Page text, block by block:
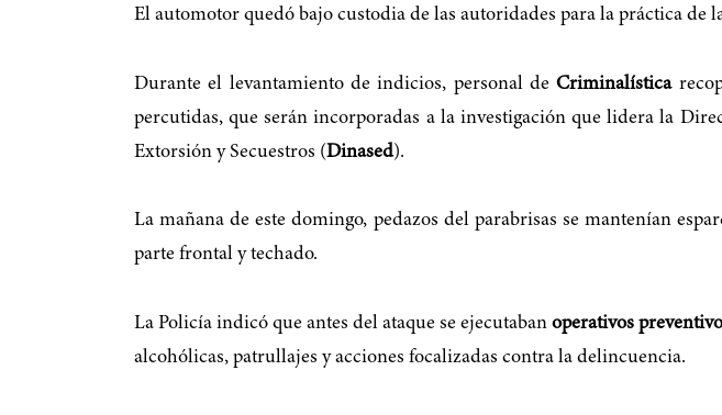
El automotor quedó bajo custodia de las autoridades para la práctica de
Durante el levantamiento de indicios, personal deCriminalística
percutidas, que serán incorporadas a la investigación que lidera la
Extorsión y Secuestros (Dinased).
La mañana de este domingo, pedazos del parabrisas se mantenían
parte frontal y techado.
La Policía indicó que antes del ataque se ejecutabanoperativos
alcohólicas, patrullajes y acciones focalizadas contra la delincuencia.